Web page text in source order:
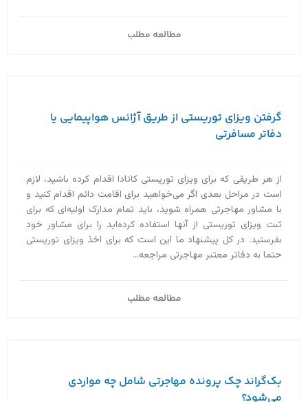
مطالعه مطلب
گرفتن ویزای توریستی از طریق آژانس هواپیمایی یا
دفاتر مسافرتی
از هر طریقی که برای ویزای توریستی کانادا اقدام کرده باشید، لازم
است در مراحل بعدی اگر می‌خواهید برای اقامت دائم اقدام کنید و
با مشاور مهاجرتی همراه شوید، باید تمام مدارک اولیه‌ای که برای
ثبت ویزای توریستی از آنها استفاده کرده‌اید را برای مشاور خود
بفرستید. در کل پیشنهاد ما این است که برای اخذ ویزای توریستی
حتما به دفاتر معتبر مهاجرتی مراجعه...
مطالعه مطلب
بک‌گراند چک پرونده مهاجرتی شامل چه مواردی
می‌شود؟